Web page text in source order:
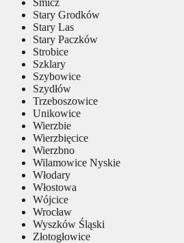
Stary Grodków
Stary Las
Stary Paczków
Strobice
Szklary
Szybowice
Szydłów
Trzeboszowice
Unikowice
Wierzbie
Wierzbięcice
Wierzbno
Wilamowice Nyskie
Włodary
Włostowa
Wójcice
Wrocław
Wyszków Śląski
Złotogłowice